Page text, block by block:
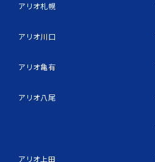
アリオ札幌
アリオ川口
アリオ亀有
アリオ八尾
アリオ上田